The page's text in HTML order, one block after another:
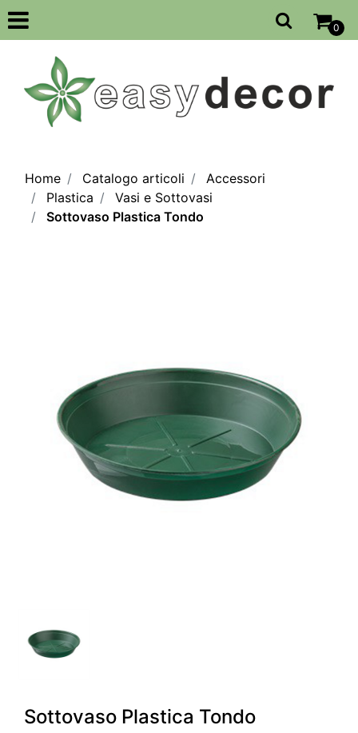
Open
0
Home Catalogo articoli
Accessori
Plastica
Vasi e Sottovasi
Sottovaso Plastica Tondo
Sottovaso Plastica Tondo